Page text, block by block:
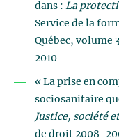
dans : La
Service de la
Québec, volume
2010
« La prise en
sociosanitaire
Justice, société
de droit 2008-